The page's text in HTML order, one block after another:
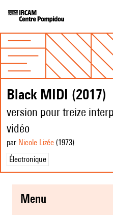
Black MIDI (2017)
version pour treize
vidéo
par Nicole Lizée (1973)
Électronique
menu